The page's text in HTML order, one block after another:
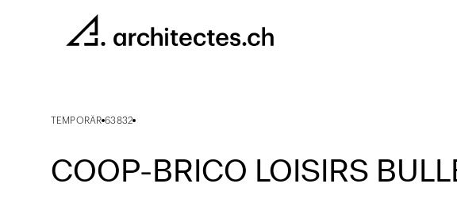
TEMPORÄR 63832
COOP-BRICO LOISIRS